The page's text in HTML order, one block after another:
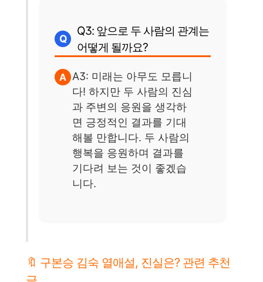
Q3: 앞으로 두 사람의 관계는
어떻게 될까요?
A3: 미래는 아무도 모릅니
다! 하지만 두 사람의 진심
과 주변의 응원을 생각하
면 긍정적인 결과를 기대
해볼 만합니다. 두 사람의
행복을 응원하며 결과를
기다려 보는 것이 좋겠습
니다.
🔖 구본승 김숙 열애설, 진실은? 관련 추천